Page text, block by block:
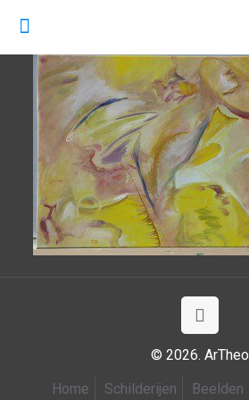
© 2026. ArTheo
Home
Schilderijen Beelden